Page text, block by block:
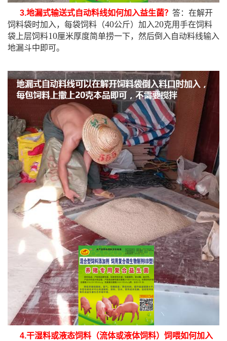
3.地漏式输送式自动料线如何加入益生菌？ 答：在解开
饲料袋时加入，每袋饲料（40公斤）加入20克用手在饲料
袋上层饲料10厘米厚度简单捞一下，然后倒入自动料线输入
地漏斗中即可。
4.干湿料或液态饲料（流体或液体饲料）饲喂如何加入